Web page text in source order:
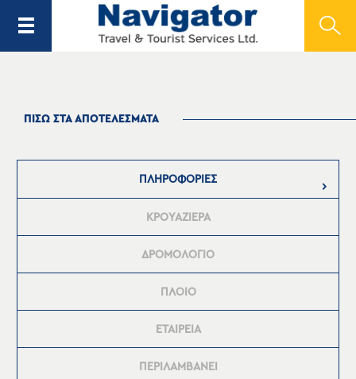
ΠΙΣΩ ΣΤΑ ΑΠΟΤΕΛΕΣΜΑΤΑ
ΠΛΗΡΟΦΟΡΙΕΣ
ΚΡΟΥΑΖΙΕΡΑ
ΔΡΟΜΟΛΟΓΙΟ
ΠΛΟΙΟ
ΕΤΑΙΡΕΙΑ
ΠΕΡΙΛΑΜΒΑΝΕΙ